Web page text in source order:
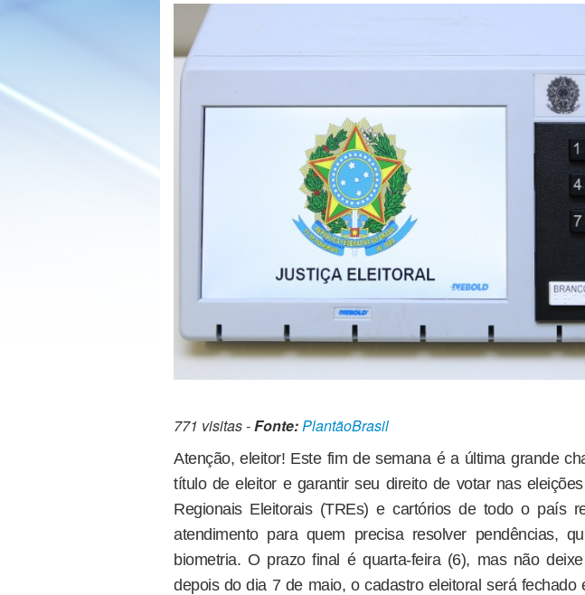
771 visitas -Fonte:PlantãoBrasil
Atenção, eleitor! Este fim de semana é a última grande
título de eleitor e garantir seu direito de votar nas
Regionais Eleitorais (TREs) e cartórios de todo o país
atendimento para quem precisa resolver pendências,
biometria. O prazo final é quarta-feira (6), mas não
depois do dia 7 de maio, o cadastro eleitoral será fechado